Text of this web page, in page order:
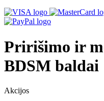
Pririšimo ir
BDSM baldai
Akcijos